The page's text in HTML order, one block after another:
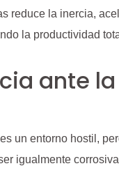
reduce la inercia,
la productividad
ante
un entorno hostil,
igualmente